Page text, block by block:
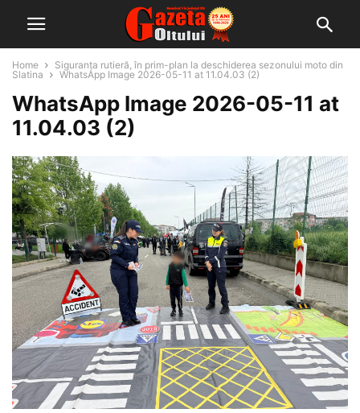
Home
Siguranța rutieră, în prim-plan la deschiderea sezonului moto din
Slatina
WhatsApp Image 2026-05-11 at 11.04.03 (2)
WhatsApp Image 2026-05-11 at
11.04.03 (2)